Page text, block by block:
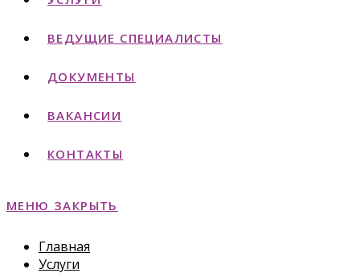
ВЕДУЩИЕ СПЕЦИАЛИСТЫ
ДОКУМЕНТЫ
ВАКАНСИИ
КОНТАКТЫ
МЕНЮ ЗАКРЫТЬ
Главная
Услуги